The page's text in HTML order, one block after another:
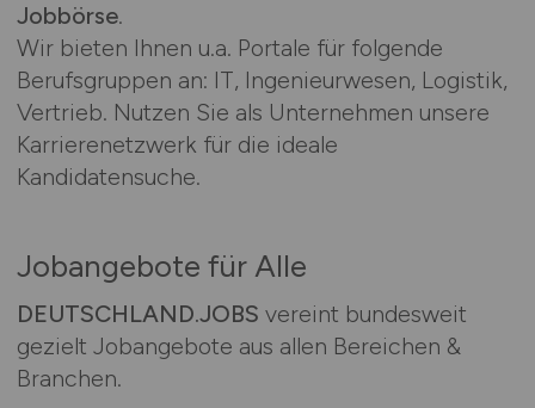
Jobbörse.
Wir bieten Ihnen u.a. Portale für folgende
Berufsgruppen an: IT, Ingenieurwesen, Logistik,
Vertrieb. Nutzen Sie als Unternehmen unsere
Karrierenetzwerk für die ideale
Kandidatensuche.
Jobangebote für Alle
DEUTSCHLAND.JOBS vereint bundesweit
gezielt Jobangebote aus allen Bereichen &
Branchen.